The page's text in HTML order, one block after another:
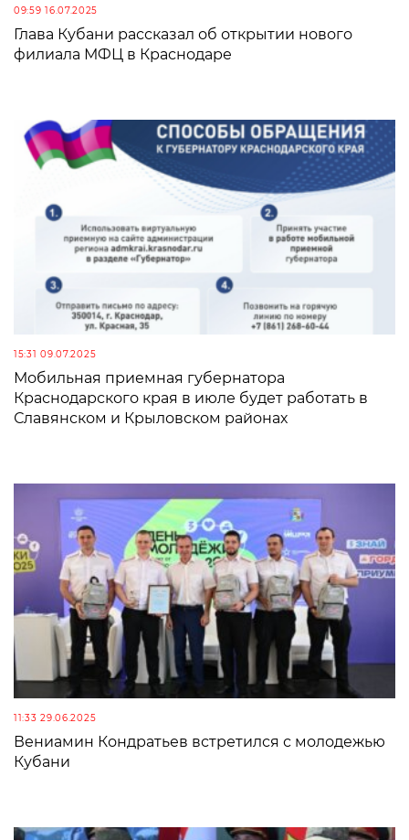
09:59 16.07.2025
Глава Кубани рассказал об открытии нового
филиала МФЦ в Краснодаре
15:31 09.07.2025
Мобильная приемная губернатора
Краснодарского края в июле будет работать в
Славянском и Крыловском районах
11:33 29.06.2025
Вениамин Кондратьев встретился с молодежью
Кубани